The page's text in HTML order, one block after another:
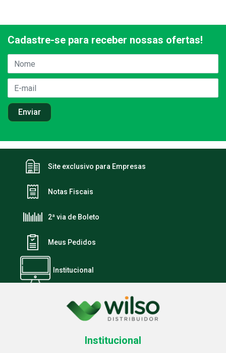
Cadastre-se para receber nossas ofertas!
Site exclusivo para Empresas
Notas Fiscais
2ª via de Boleto
Meus Pedidos
Institucional
Institucional